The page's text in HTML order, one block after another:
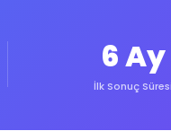
6 Ay
İlk Sonuç Süresi